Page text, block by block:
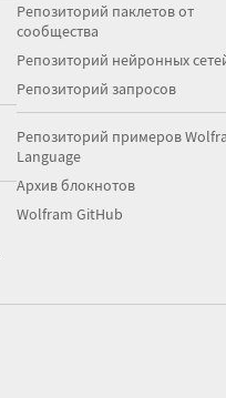
Репозиторий паклетов от
сообщества
Репозиторий нейронных
Репозиторий запросов
Репозиторий примеров
Language
Архив блокнотов
Wolfram GitHub